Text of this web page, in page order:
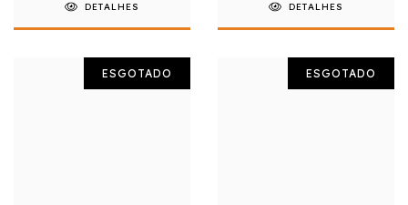
DETALHES DETALHES
ESGOTADO ESGOTADO